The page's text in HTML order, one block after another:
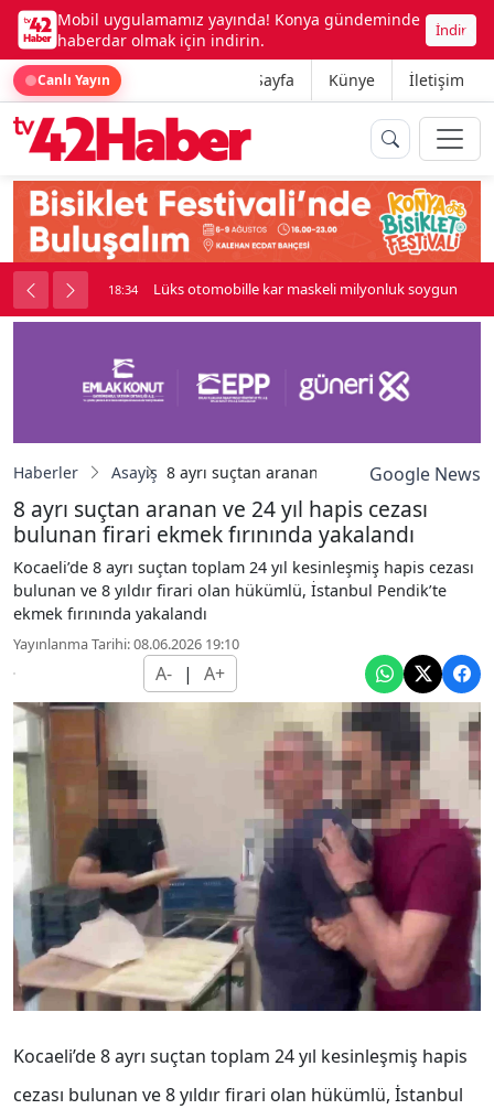
Mobil uygulamamız yayında! Konya gündeminde
haberdar olmak için indirin.
İndir
Canlı Yayın Ana Sayfa Künye İletişim
kavga çıktı 18:34 Lüks otomobille kar maskeli milyonluk soygun
Haberler Asayiş 8 ayrı suçtan aranan ve 24 yıl hapis cezası
Google News
8 ayrı suçtan aranan ve 24 yıl hapis cezası
bulunan firari ekmek fırınında yakalandı
Kocaeli’de 8 ayrı suçtan toplam 24 yıl kesinleşmiş hapis cezası
bulunan ve 8 yıldır firari olan hükümlü, İstanbul Pendik’te
ekmek fırınında yakalandı
Yayınlanma Tarihi: 08.06.2026 19:10
A- | A+
Kocaeli’de 8 ayrı suçtan toplam 24 yıl kesinleşmiş hapis
cezası bulunan ve 8 yıldır firari olan hükümlü, İstanbul